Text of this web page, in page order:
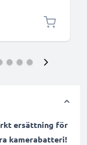
med
ersättning för
kamerabatteri!